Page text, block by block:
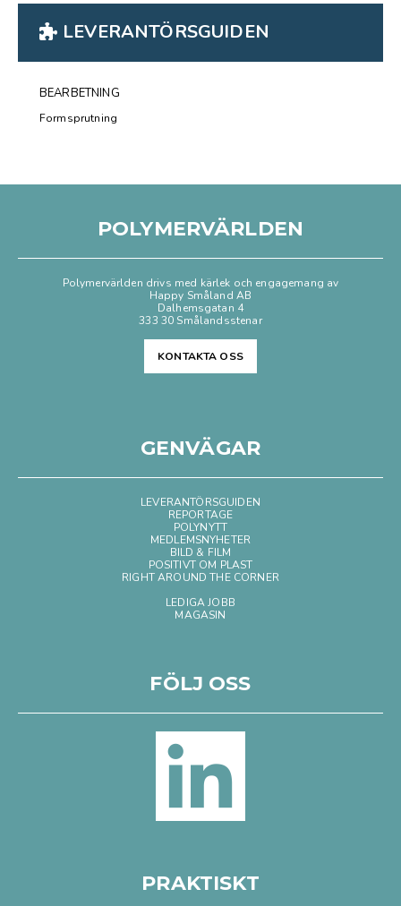
LEVERANTÖRSGUIDEN
BEARBETNING
Formsprutning
POLYMERVÄRLDEN
Polymervärlden drivs med kärlek och engagemang av
Happy Småland AB
Dalhemsgatan 4
333 30 Smålandsstenar
KONTAKTA OSS
GENVÄGAR
LEVERANTÖRSGUIDEN
REPORTAGE
POLYNYTT
MEDLEMSNYHETER
BILD & FILM
POSITIVT OM PLAST
RIGHT AROUND THE CORNER
LEDIGA JOBB
MAGASIN
FÖLJ OSS
PRAKTISKT